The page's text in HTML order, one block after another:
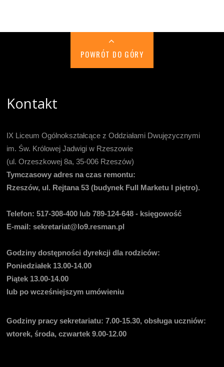
POWRÓT DO GÓRY
Kontakt
IX Liceum Ogólnokształcące z Oddziałami Dwujęzycznymi
im. Św. Królowej Jadwigi w Rzeszowie
(ul. Orzeszkowej 8a, 35-006 Rzeszów)
Tymczasowy adres na czas remontu:
Rzeszów, ul. Rejtana 53 (budynek Full Marketu I piętro).
Telefon:517-308-400 lub 789-124-648 - księgowość
E-mail: sekretariat@lo9.resman.pl
Godziny dostępności dyrekcji dla rodziców:
Poniedziałek 13.00-14.00
Piątek 13.00-14.00
lub po wcześniejszym umówieniu
Godziny pracy sekretariatu: 7.00-15.30, obsługa uczniów:
wtorek, środa, czwartek 9.00-12.00